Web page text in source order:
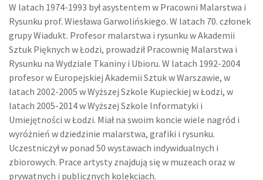
W latach 1974-1993 był asystentem w Pracowni Malarstwa i
Rysunku prof. Wiesława Garwolińskiego. W latach 70. członek
grupy Wiadukt. Profesor malarstwa i rysunku w Akademii
Sztuk Pięknych w Łodzi, prowadził Pracownię Malarstwa i
Rysunku na Wydziale Tkaniny i Ubioru. W latach 1992-2004
profesor w Europejskiej Akademii Sztuk w Warszawie, w
latach 2002-2005 w Wyższej Szkole Kupieckiej w Łodzi, w
latach 2005-2014 w Wyższej Szkole Informatyki i
Umiejętności w Łodzi. Miał na swoim koncie wiele nagród i
wyróżnień w dziedzinie malarstwa, grafiki i rysunku.
Uczestniczył w ponad 50 wystawach indywidualnych i
zbiorowych. Prace artysty znajdują się w muzeach oraz w
prywatnych i publicznych kolekcjach.